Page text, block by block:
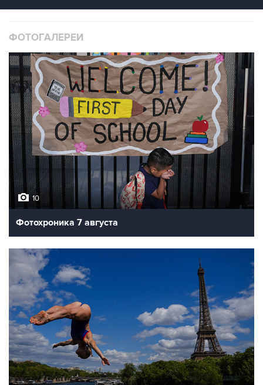
ФОТОГАЛЕРЕИ
10
Фотохроника 7 августа